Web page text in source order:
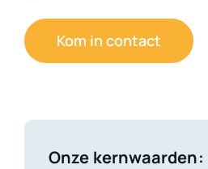
Kom in contact
Onze kernwaarden: